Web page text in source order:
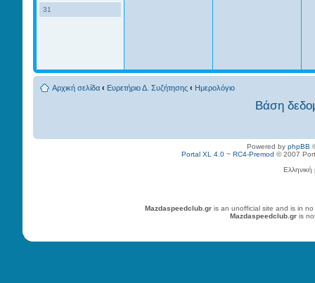
31
Αρχική σελίδα ‹ Ευρετήριο Δ. Συζήτησης ‹ Ημερολόγιο
Βάση
Powered by phpBB
Portal XL 4.0 ~ RC4-Premod © 2007
Mazdaspeedclub.gr is an unofficial site and is in
Mazdaspeedclub.gr is